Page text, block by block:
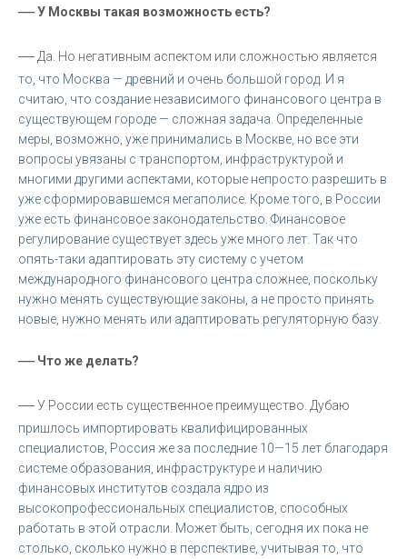
—У Москвы такая возможность есть?
— Да. Но негативным аспектом или сложностью является
то, что Москва — древний и очень большой город. И я
считаю, что создание независимого финансового центра в
существующем городе — сложная задача. Определенные
меры, возможно, уже принимались в Москве, но все эти
вопросы увязаны с транспортом, инфраструктурой и
многими другими аспектами, которые непросто разрешить в
уже сформировавшемся мегаполисе. Кроме того, в России
уже есть финансовое законодательство. Финансовое
регулирование существует здесь уже много лет. Так что
опять-таки адаптировать эту систему с учетом
международного финансового центра сложнее, поскольку
нужно менять существующие законы, а не просто принять
новые, нужно менять или адаптировать регуляторную базу.
— Что же делать?
—У России есть существенное преимущество. Дубаю
пришлось импортировать квалифицированных
специалистов, Россия же за последние 10—15 лет благодаря
системе образования, инфраструктуре и наличию
финансовых институтов создала ядро из
высокопрофессиональных специалистов, способных
работать в этой отрасли. Может быть, сегодня их пока не
столько, сколько нужно в перспективе, учитывая то, что